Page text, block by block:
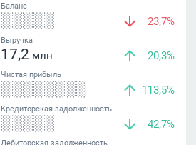
Баланс
░░░░░ 23,7%
Выручка
17,2 млн 20,3%
Чистая прибыль
░░░░░░░░ 113,5%
Кредиторская задолженность
░░░░░ 42,7%
Дебиторская задолженность